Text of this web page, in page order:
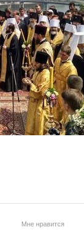
Мне нравится